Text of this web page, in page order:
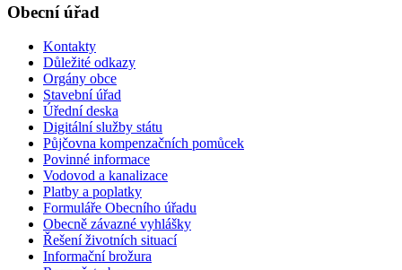
Obecní úřad
Kontakty
Důležité odkazy
Orgány obce
Stavební úřad
Úřední deska
Digitální služby státu
Půjčovna kompenzačních pomůcek
Povinné informace
Vodovod a kanalizace
Platby a poplatky
Formuláře Obecního úřadu
Obecně závazné vyhlášky
Řešení životních situací
Informační brožura